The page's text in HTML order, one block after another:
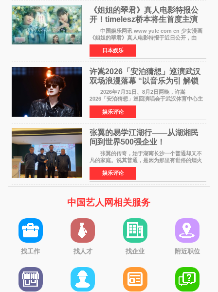
《姐姐的翠君》真人电影特报公
开！timelesz桥本将生首度主演
12月4日上映
中国娱乐网讯 www yule com cn 少女漫画
《姐姐的翠君》真人电影特报于近日公开，由
timelesz成员桥本将生担任主演，这也是他首次
担任电影主演，引发高度关注。 女高中生咲
苗翠（中岛瑠菜
日本娱乐
许嵩2026「安泊猜想」巡演武汉
双场浪漫落幕 “以音乐为引 解锁
江城记忆”
2026年7月31日、8月2日两晚，许嵩
2026「安泊猜想」巡回演唱会于武汉体育中心主
体育场盛大开唱。许嵩与数万歌迷在此相聚，从
浪漫惬意的舞台设计到充满诚意与惊喜的现场互
动，共同开启了一场关于
娱乐评论
张翼的易学江湖行——从湖湘民
间到世界500强企业！
张翼的传奇，始于湖南长沙一个普通却又不
凡的家庭。说其普通，是因为那里有世俗的烟火
气；说其不凡，是因为家中有一位洞悉天地玄机
的长者——他的爷爷。作为当地的风水师，爷爷
是张翼走进易学
娱乐评论
中国艺人网相关服务
找工作 找人才 找企业 附近职位